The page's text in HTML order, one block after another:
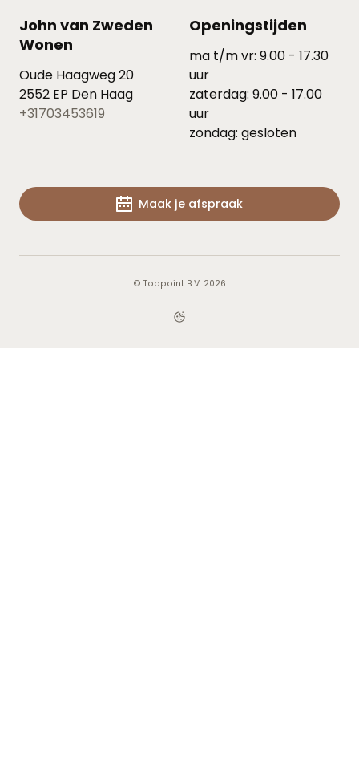
John van Zweden
Wonen
Oude Haagweg 20
2552 EP Den Haag
+31703453619
Openingstijden
ma t/m vr: 9.00 - 17.30
uur
zaterdag: 9.00 - 17.00
uur
zondag: gesloten
Maak je afspraak
© Toppoint B.V. 2026